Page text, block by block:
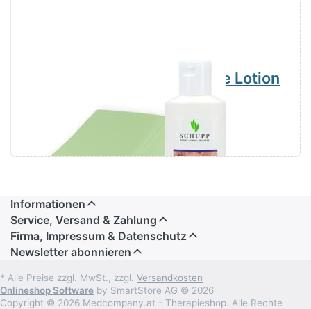
Premium, MD
Massage Lotion
Relax
Informationen
Service, Versand & Zahlung
Firma, Impressum & Datenschutz
Newsletter abonnieren
* Alle Preise zzgl. MwSt., zzgl. Versandkosten
Onlineshop Software by SmartStore AG © 2026
Copyright © 2026 Medcompany.at - Therapieshop. Alle Rechte